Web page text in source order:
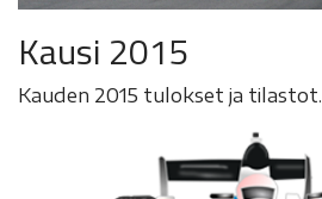
Kausi 2015
Kauden 2015 tulokset ja tilastot.